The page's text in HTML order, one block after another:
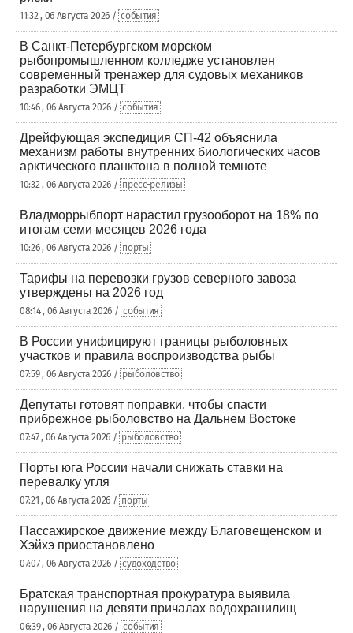
11:32 , 06 Августа 2026 / события
В Санкт-Петербургском морском
рыбопромышленном колледже установлен
современный тренажер для судовых механиков
разработки ЭМЦТ
10:46 , 06 Августа 2026 / события
Дрейфующая экспедиция СП-42 объяснила
механизм работы внутренних биологических часов
арктического планктона в полной темноте
10:32 , 06 Августа 2026 / пресс-релизы
Владморрыбпорт нарастил грузооборот на 18% по
итогам семи месяцев 2026 года
10:26 , 06 Августа 2026 / порты
Тарифы на перевозки грузов северного завоза
утверждены на 2026 год
08:14 , 06 Августа 2026 / события
В России унифицируют границы рыболовных
участков и правила воспроизводства рыбы
07:59 , 06 Августа 2026 / рыболовство
Депутаты готовят поправки, чтобы спасти
прибрежное рыболовство на Дальнем Востоке
07:47 , 06 Августа 2026 / рыболовство
Порты юга России начали снижать ставки на
перевалку угля
07:21 , 06 Августа 2026 / порты
Пассажирское движение между Благовещенском и
Хэйхэ приостановлено
07:07 , 06 Августа 2026 / судоходство
Братская транспортная прокуратура выявила
нарушения на девяти причалах водохранилищ
06:39 , 06 Августа 2026 / события